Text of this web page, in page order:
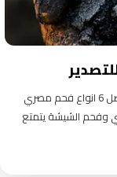
شركة ومصنع العربية لإنتاج وتصدير الفحم تقدم افضل 6 انواع فحم مصري
وفحم الشيشة يتمتع